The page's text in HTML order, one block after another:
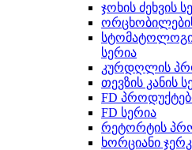
ჯოხის ძეხვის
სერია
კურდღლის
თევზის კანის
FD
FD სერია
რეტორტის
ხორციანი